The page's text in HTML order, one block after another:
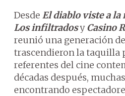
Desde El diablo viste a la
Los infiltradosyCasino
reunió una generación
trascendieron la taquilla
referentes del cine
décadas después,
encontrando